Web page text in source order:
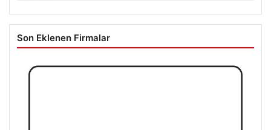
Son Eklenen Firmalar